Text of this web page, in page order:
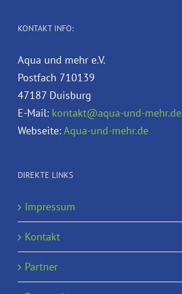
KONTAKT INFO:
Aqua und mehr e.V.
Postfach 710139
47187 Duisburg
E-Mail: kontakt@aqua-und-mehr.de
Webseite:Aqua-und-mehr.de
DIREKTE LINKS
Impressum
Kontakt
Partner